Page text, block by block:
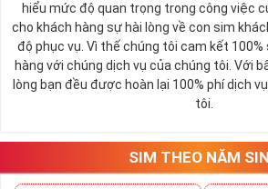
hiểu mức độ quan trọng trong công việc
cho khách hàng sự hài lòng về con sim
độ phục vụ. Vì thế chúng tôi cam kết 100%
hàng với chúng dịch vụ của chúng tôi. Với
lòng bạn đều được hoàn lại 100% phí dịch
tôi.
SIM THEO NĂM